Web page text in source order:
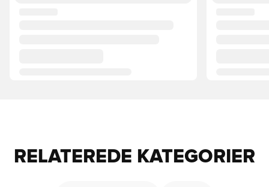
RELATEREDE KATEGORIER